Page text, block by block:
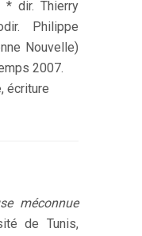
* dir. Thierry
Philippe
Nouvelle)
2007.
écriture
méconnue
de Tunis,